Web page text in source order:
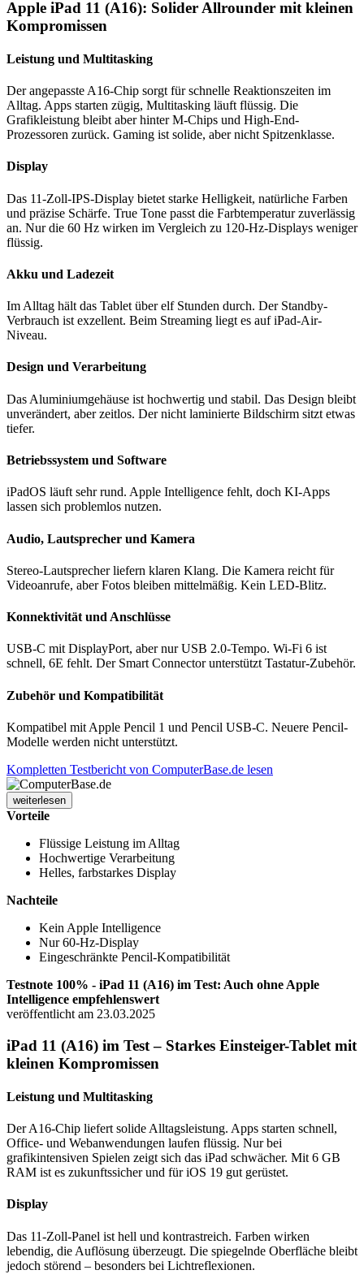
Apple iPad 11 (A16): Solider Allrounder mit kleinen
Kompromissen
Leistung und Multitasking
Der angepasste A16-Chip sorgt für schnelle Reaktionszeiten im
Alltag. Apps starten zügig, Multitasking läuft flüssig. Die
Grafikleistung bleibt aber hinter M-Chips und High-End-
Prozessoren zurück. Gaming ist solide, aber nicht Spitzenklasse.
Display
Das 11-Zoll-IPS-Display bietet starke Helligkeit, natürliche Farben
und präzise Schärfe. True Tone passt die Farbtemperatur zuverlässig
an. Nur die 60 Hz wirken im Vergleich zu 120-Hz-Displays weniger
flüssig.
Akku und Ladezeit
Im Alltag hält das Tablet über elf Stunden durch. Der Standby-
Verbrauch ist exzellent. Beim Streaming liegt es auf iPad-Air-
Niveau.
Design und Verarbeitung
Das Aluminiumgehäuse ist hochwertig und stabil. Das Design bleibt
unverändert, aber zeitlos. Der nicht laminierte Bildschirm sitzt etwas
tiefer.
Betriebssystem und Software
iPadOS läuft sehr rund. Apple Intelligence fehlt, doch KI-Apps
lassen sich problemlos nutzen.
Audio, Lautsprecher und Kamera
Stereo-Lautsprecher liefern klaren Klang. Die Kamera reicht für
Videoanrufe, aber Fotos bleiben mittelmäßig. Kein LED-Blitz.
Konnektivität und Anschlüsse
USB-C mit DisplayPort, aber nur USB 2.0-Tempo. Wi-Fi 6 ist
schnell, 6E fehlt. Der Smart Connector unterstützt Tastatur-Zubehör.
Zubehör und Kompatibilität
Kompatibel mit Apple Pencil 1 und Pencil USB-C. Neuere Pencil-
Modelle werden nicht unterstützt.
Kompletten Testbericht von ComputerBase.de lesen
weiterlesen
Vorteile
Flüssige Leistung im Alltag
Hochwertige Verarbeitung
Helles, farbstarkes Display
Nachteile
Kein Apple Intelligence
Nur 60-Hz-Display
Eingeschränkte Pencil-Kompatibilität
Testnote 100% - iPad 11 (A16) im Test: Auch ohne Apple
Intelligence empfehlenswert
veröffentlicht am 23.03.2025
iPad 11 (A16) im Test – Starkes Einsteiger-Tablet mit
kleinen Kompromissen
Leistung und Multitasking
Der A16-Chip liefert solide Alltagsleistung. Apps starten schnell,
Office- und Webanwendungen laufen flüssig. Nur bei
grafikintensiven Spielen zeigt sich das iPad schwächer. Mit 6 GB
RAM ist es zukunftssicher und für iOS 19 gut gerüstet.
Display
Das 11-Zoll-Panel ist hell und kontrastreich. Farben wirken
lebendig, die Auflösung überzeugt. Die spiegelnde Oberfläche bleibt
jedoch störend – besonders bei Lichtreflexionen.